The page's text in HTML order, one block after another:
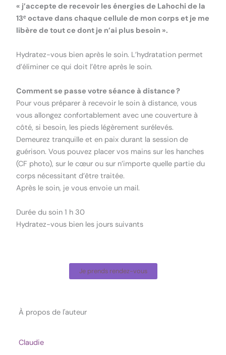
« j’accepte de recevoir les énergies de Lahochi de la
13ᵉ octave dans chaque cellule de mon corps et je me
libère de tout ce dont je n’ai plus besoin ».
Hydratez-vous bien après le soin. L’hydratation permet
d’éliminer ce qui doit l’être après le soin.
Comment se passe votre séance à distance ?
Pour vous préparer à recevoir le soin à distance, vous
vous allongez confortablement avec une couverture à
côté, si besoin, les pieds légèrement surélevés.
Demeurez tranquille et en paix durant la session de
guérison. Vous pouvez placer vos mains sur les hanches
(CF photo), sur le cœur ou sur n’importe quelle partie du
corps nécessitant d’être traitée.
Après le soin, je vous envoie un mail.
Durée du soin 1 h 30
Hydratez-vous bien les jours suivants
Je prends rendez-vous
À propos de l'auteur
Claudie